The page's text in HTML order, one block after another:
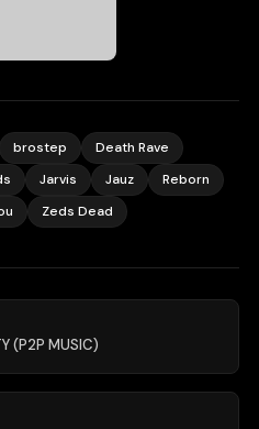
brostep
Death Rave
Jarvis Jauz
Reborn
Zeds Dead
(P2P MUSIC)